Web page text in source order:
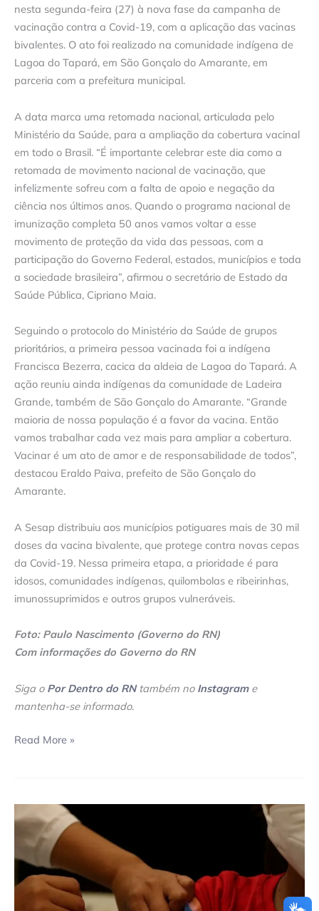
nesta segunda-feira (27) à nova fase da campanha de
vacinação contra a Covid-19, com a aplicação das vacinas
bivalentes. O ato foi realizado na comunidade indígena de
Lagoa do Tapará, em São Gonçalo do Amarante, em
parceria com a prefeitura municipal.
A data marca uma retomada nacional, articulada pelo
Ministério da Saúde, para a ampliação da cobertura vacinal
em todo o Brasil. “É importante celebrar este dia como a
retomada de movimento nacional de vacinação, que
infelizmente sofreu com a falta de apoio e negação da
ciência nos últimos anos. Quando o programa nacional de
imunização completa 50 anos vamos voltar a esse
movimento de proteção da vida das pessoas, com a
participação do Governo Federal, estados, municípios e toda
a sociedade brasileira”, afirmou o secretário de Estado da
Saúde Pública, Cipriano Maia.
Seguindo o protocolo do Ministério da Saúde de grupos
prioritários, a primeira pessoa vacinada foi a indígena
Francisca Bezerra, cacica da aldeia de Lagoa do Tapará. A
ação reuniu ainda indígenas da comunidade de Ladeira
Grande, também de São Gonçalo do Amarante. “Grande
maioria de nossa população é a favor da vacina. Então
vamos trabalhar cada vez mais para ampliar a cobertura.
Vacinar é um ato de amor e de responsabilidade de todos”,
destacou Eraldo Paiva, prefeito de São Gonçalo do
Amarante.
A Sesap distribuiu aos municípios potiguares mais de 30 mil
doses da vacina bivalente, que protege contra novas cepas
da Covid-19. Nessa primeira etapa, a prioridade é para
idosos, comunidades indígenas, quilombolas e ribeirinhas,
imunossuprimidos e outros grupos vulneráveis.
Foto: Paulo Nascimento (Governo do RN)
Com informações do Governo do RN
Siga o Por Dentro do RNtambém no Instagrame
mantenha-se informado.
Read More »
passa
vacinar
crianças